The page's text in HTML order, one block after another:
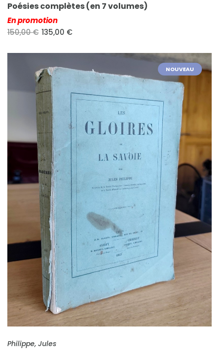
Poésies complètes (en 7 volumes)
En promotion
150,00 € 135,00 €
NOUVEAU
FICHE COMPLÈTE
Philippe, Jules